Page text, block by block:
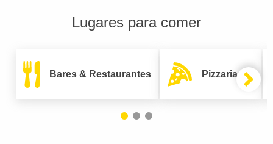
Lugares para comer
Bares & Restaurantes Pizzarias